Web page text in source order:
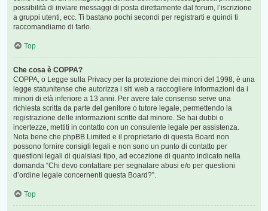
possibilità di inviare messaggi di posta direttamente dal forum, l’iscrizione
a gruppi utenti, ecc. Ti bastano pochi secondi per registrarti e quindi ti
raccomandiamo di farlo.
Top
Che cosa è COPPA?
COPPA, o Legge sulla Privacy per la protezione dei minori del 1998, è una
legge statunitense che autorizza i siti web a raccogliere informazioni da i
minori di età inferiore a 13 anni. Per avere tale consenso serve una
richiesta scritta da parte del genitore o tutore legale, permettendo la
registrazione delle informazioni scritte dal minore. Se hai dubbi o
incertezze, mettiti in contatto con un consulente legale per assistenza.
Nota bene che phpBB Limited e il proprietario di questa Board non
possono fornire consigli legali e non sono un punto di contatto per
questioni legali di qualsiasi tipo, ad eccezione di quanto indicato nella
domanda “Chi devo contattare per segnalare abusi e/o per questioni
d’ordine legale concernenti questa Board?”.
Top